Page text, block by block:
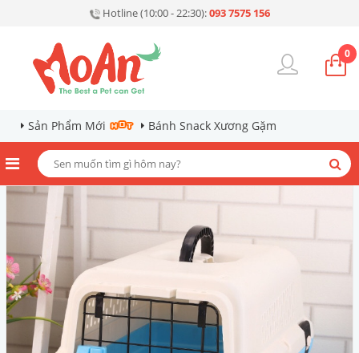
Hotline (10:00 - 22:30):093 7575 156
0
Sản Phẩm Mới Bánh Snack Xương Gặm